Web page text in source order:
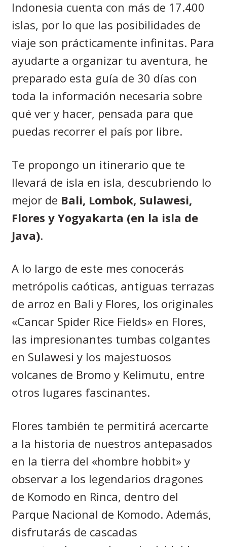
Indonesia cuenta con más de 17.400
islas, por lo que las posibilidades de
viaje son prácticamente infinitas. Para
ayudarte a organizar tu aventura, he
preparado esta guía de 30 días con
toda la información necesaria sobre
qué ver y hacer, pensada para que
puedas recorrer el país por libre.
Te propongo un itinerario que te
llevará de isla en isla, descubriendo lo
mejor de Bali, Lombok, Sulawesi,
Flores y Yogyakarta (en la isla de
Java).
A lo largo de este mes conocerás
metrópolis caóticas, antiguas terrazas
de arroz en Bali y Flores, los originales
«Cancar Spider Rice Fields» en Flores,
las impresionantes tumbas colgantes
en Sulawesi y los majestuosos
volcanes de Bromo y Kelimutu, entre
otros lugares fascinantes.
Flores también te permitirá acercarte
a la historia de nuestros antepasados
en la tierra del «hombre hobbit» y
observar a los legendarios dragones
de Komodo en Rinca, dentro del
Parque Nacional de Komodo. Además,
disfrutarás de cascadas